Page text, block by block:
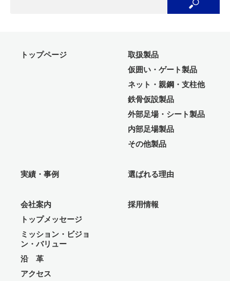
トップページ
取扱製品
仮囲い・ゲート製品
ネット・親鋼・支柱他
鉄骨仮設製品
外部足場・シート製品
内部足場製品
その他製品
実績・事例 選ばれる理由
会社案内
トップメッセージ
ミッション・ビジョ
ン・バリュー
沿 革
アクセス
採用情報